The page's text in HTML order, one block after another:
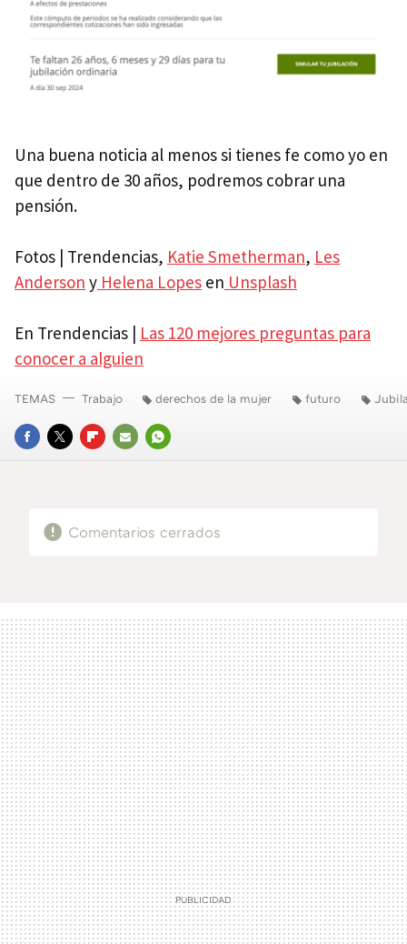
Una buena noticia al menos si tienes fe como yo en
que dentro de 30 años, podremos cobrar una
pensión.
Fotos | Trendencias, Katie Smetherman, Les
Anderson y Helena Lopes en Unsplash
En Trendencias | Las 120 mejores preguntas para
conocer a alguien
FACEBOOK
TWITTERFLIPBOARD
E-
WHATSAPP
TEMAS Trabajo derechos de la mujer futuro
Comentarios cerrados